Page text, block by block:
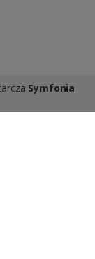
Symfonia